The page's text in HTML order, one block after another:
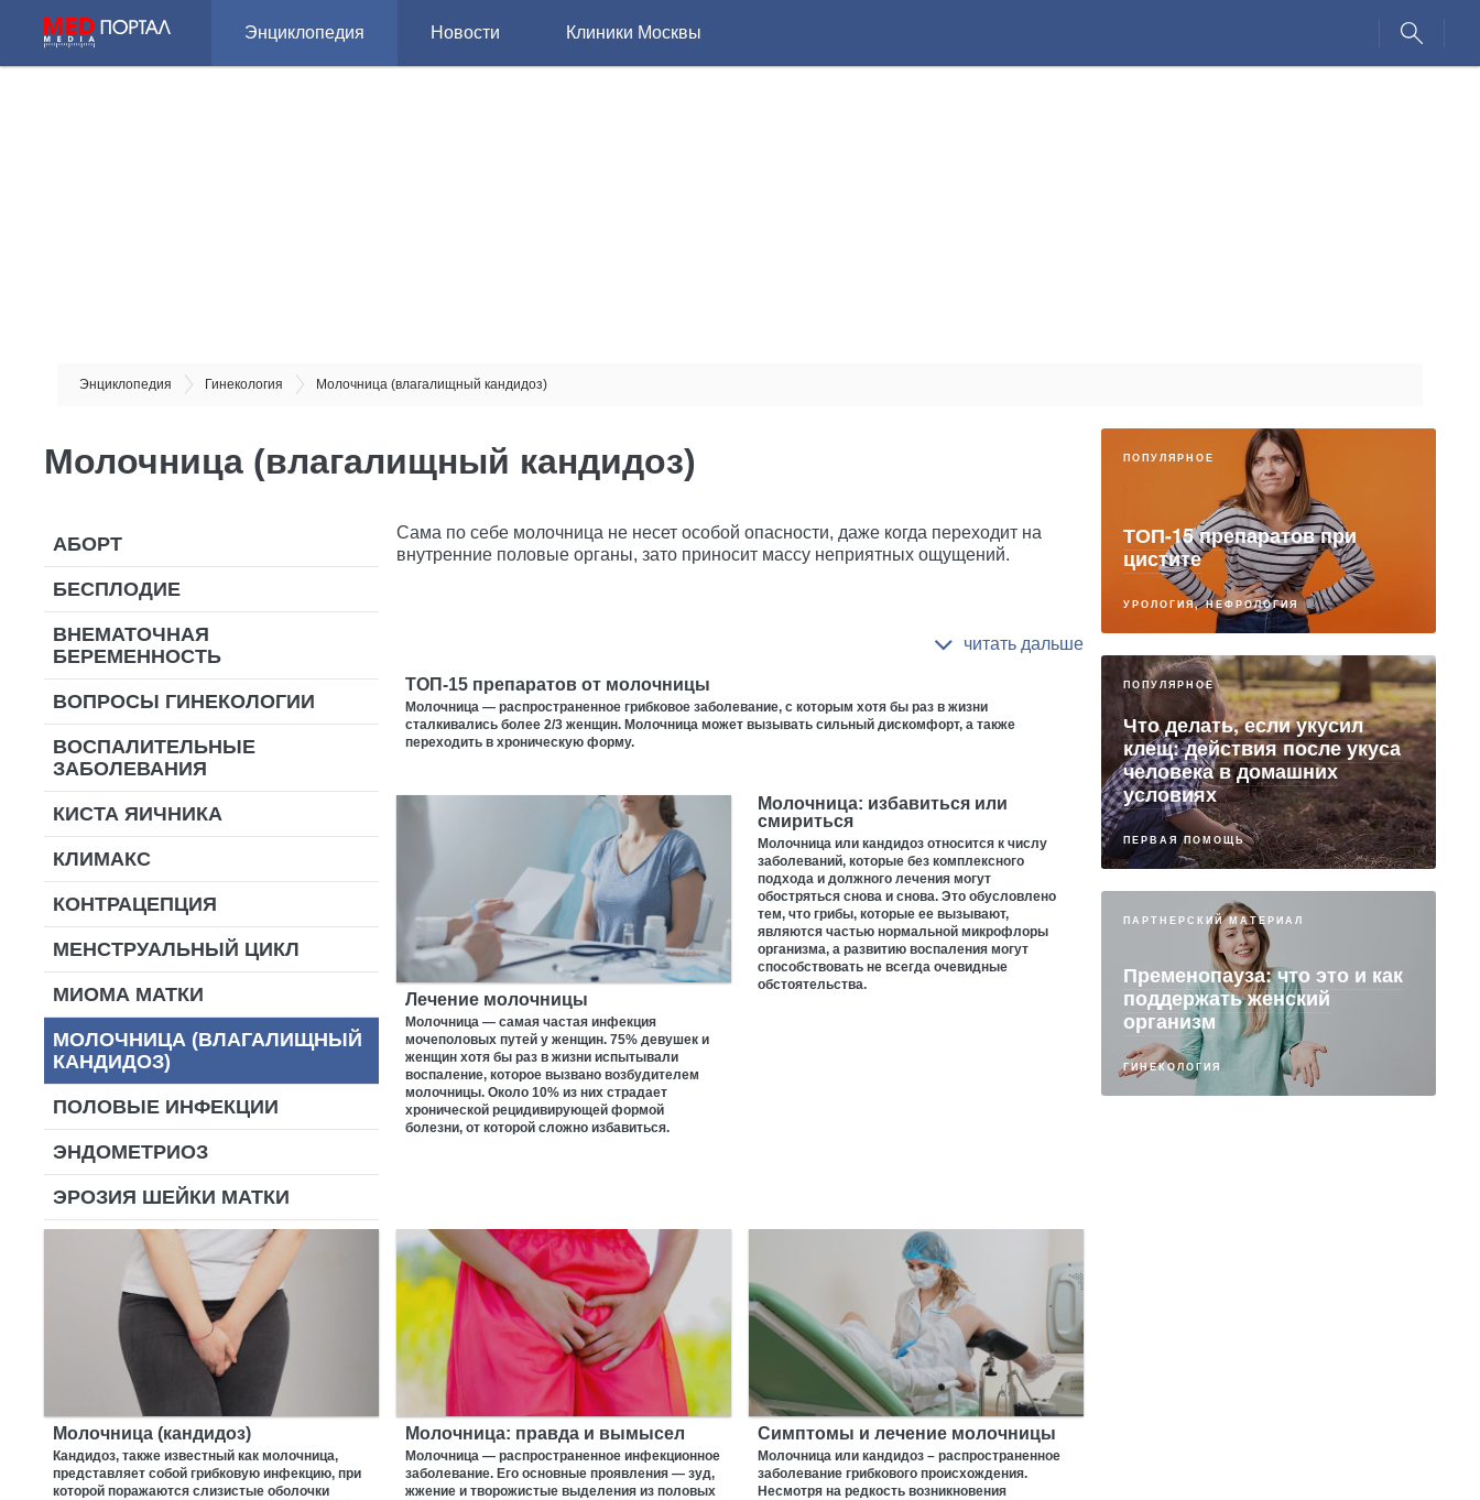
Энциклопедия Новости Клиники Москвы
Энциклопедия Гинекология Молочница (влагалищный кандидоз)
Молочница (влагалищный кандидоз)
АБОРТ
БЕСПЛОДИЕ
ВНЕМАТОЧНАЯ
БЕРЕМЕННОСТЬ
ВОПРОСЫ ГИНЕКОЛОГИИ
ВОСПАЛИТЕЛЬНЫЕ
ЗАБОЛЕВАНИЯ
КИСТА ЯИЧНИКА
КЛИМАКС
КОНТРАЦЕПЦИЯ
МЕНСТРУАЛЬНЫЙ ЦИКЛ
МИОМА МАТКИ
МОЛОЧНИЦА (ВЛАГАЛИЩНЫЙ
КАНДИДОЗ)
ПОЛОВЫЕ ИНФЕКЦИИ
ЭНДОМЕТРИОЗ
ЭРОЗИЯ ШЕЙКИ МАТКИ
Сама по себе молочница не несет особой опасности, даже когда переходит на
внутренние половые органы, зато приносит массу неприятных ощущений.
ТОП-15 препаратов от молочницы
Молочница — распространенное грибковое заболевание, с которым хотя бы раз в жизни
сталкивались более 2/3 женщин. Молочница может вызывать сильный дискомфорт, а также
переходить в хроническую форму.
Лечение молочницы
Молочница — самая частая инфекция
мочеполовых путей у женщин. 75% девушек и
женщин хотя бы раз в жизни испытывали
воспаление, которое вызвано возбудителем
молочницы. Около 10% из них страдает
хронической рецидивирующей формой
болезни, от которой сложно избавиться.
Молочница: избавиться или
смириться
Молочница или кандидоз относится к числу
заболеваний, которые без комплексного
подхода и должного лечения могут
обостряться снова и снова. Это обусловлено
тем, что грибы, которые ее вызывают,
являются частью нормальной микрофлоры
организма, а развитию воспаления могут
способствовать не всегда очевидные
обстоятельства.
Молочница (кандидоз)
Кандидоз, также известный как молочница,
представляет собой грибковую инфекцию, при
которой поражаются слизистые оболочки
Молочница: правда и вымысел
Молочница — распространенное инфекционное
заболевание. Его основные проявления — зуд,
жжение и творожистые выделения из половых
Симптомы и лечение молочницы
Молочница или кандидоз – распространенное
заболевание грибкового происхождения.
Несмотря на редкость возникновения
ПОПУЛЯРНОЕ
ТОП-15 препаратов при
цистите
УРОЛОГИЯ, НЕФРОЛОГИЯ
ПОПУЛЯРНОЕ
Что делать, если укусил
клещ: действия после укуса
человека в домашних
условиях
ПЕРВАЯ ПОМОЩЬ
ПАРТНЕРСКИЙ МАТЕРИАЛ
Пременопауза: что это и как
поддержать женский
организм
ГИНЕКОЛОГИЯ